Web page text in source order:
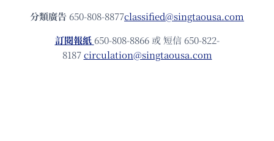
分類廣告 650-808-8877classified@singtaousa.com
訂閱報紙 650-808-8866 或 短信 650-822-
8187circulation@singtaousa.com